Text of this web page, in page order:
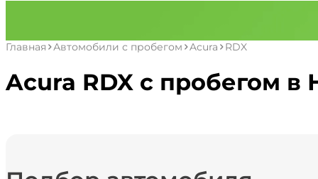
Главная Автомобили с пробегом Acura RDX
Acura RDX с пробегом